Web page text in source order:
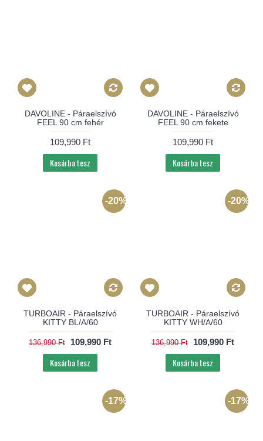
DAVOLINE - Páraelszívó
FEEL 90 cm fehér
109,990 Ft
Kosárba tesz
DAVOLINE - Páraelszívó
FEEL 90 cm fekete
109,990 Ft
Kosárba tesz
-20%
TURBOAIR - Páraelszívó
KITTY BL/A/60
136,990 Ft 109,990 Ft
Kosárba tesz
-20%
TURBOAIR - Páraelszívó
KITTY WH/A/60
136,990 Ft 109,990 Ft
Kosárba tesz
-17% -17%